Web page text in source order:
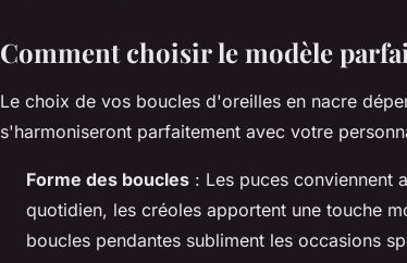
Comment choisir le modèle
Le choix de vos boucles d'oreilles en nacre
s'harmoniseront parfaitement avec votre
Forme des boucles : Les puces conviennent
quotidien, les créoles apportent une touche
boucles pendantes subliment les occasions